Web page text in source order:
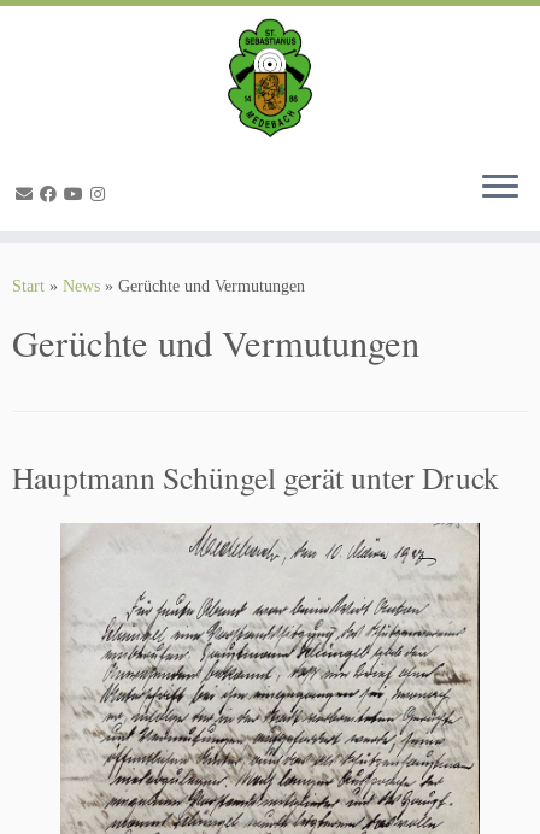
Zum
Start » News » Gerüchte und Vermutungen
Gerüchte und Vermutungen
Hauptmann Schüngel gerät unter Druck